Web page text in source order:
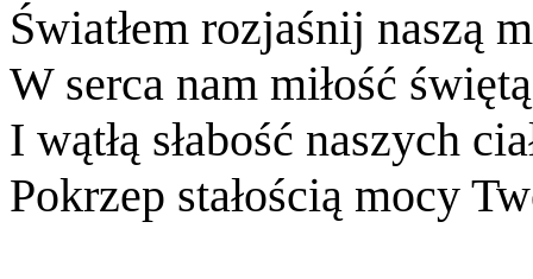
Światłem rozjaśnij naszą
W serca nam miłość
I wątłą słabość naszych
Pokrzep stałością mocy